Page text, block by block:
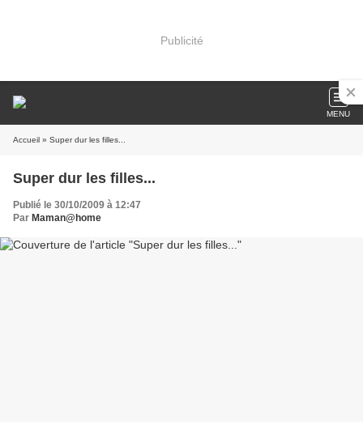
Publicité
MENU
Accueil » Super dur les filles...
Super dur les filles...
Publié le 30/10/2009 à 12:47
Par Maman@home